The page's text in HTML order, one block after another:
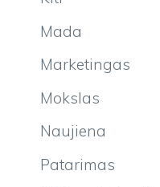
Mada
Marketingas
Mokslas
Naujiena
Patarimas